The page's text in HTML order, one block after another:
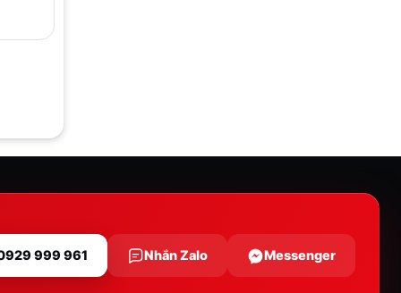
999 961 Nhắn Zalo Messenger